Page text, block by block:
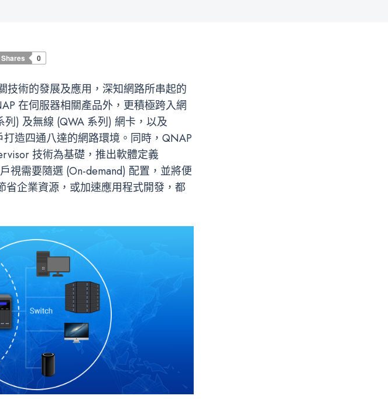
Shares 0
技術的發展及應用，深知網路所串起的
在伺服器相關產品外，更積極跨入網
) 及無線 (QWA 系列) 網卡，以及
造四通八達的網路環境。同時，QNAP
技術為基礎，推出軟體定義
視需要隨選 (On-demand) 配置，並將便
企業資源，或加速應用程式開發，都